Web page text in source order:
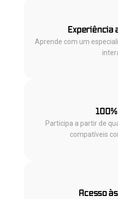
Experiência
Aprende com um
Participa a partir de
compatíveis
Acesso